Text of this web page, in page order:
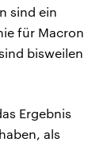
sind ein
für Macron
bisweilen
Ergebnis
als